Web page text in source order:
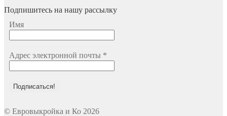
Подпишитесь на нашу рассылку
Имя
Адрес электронной почты *
© Евровыкройка и Ко 2026